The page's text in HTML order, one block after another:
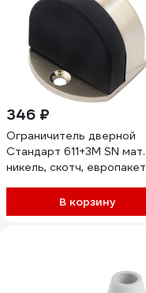
346 ₽
Ограничитель дверной
Стандарт 611+3М SN мат.
никель, скотч, европакет
В корзину